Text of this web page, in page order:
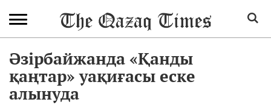
Әзірбайжанда «Қанды
қаңтар» уақиғасы еске
алынуда